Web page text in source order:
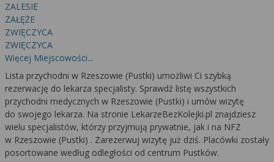
ZALESIE
ZAŁĘŻE
ZWIĘCZYCA
ZWIĘCZYCA
Więcej Miejscowości...
Lista przychodni w Rzeszowie (Pustki) umożliwi Ci szybką
rezerwację do lekarza specjalisty. Sprawdź listę wszystkich
przychodni medycznych w Rzeszowie (Pustki) i umów wizytę
do swojego lekarza. Na stronie LekarzeBezKolejki.pl znajdziesz
wielu specjalistów, którzy przyjmują prywatnie, jak i na NFZ
w Rzeszowie (Pustki) . Zarezerwuj wizytę już dziś. Placówki zostały
posortowane według odległości od centrum Pustków.